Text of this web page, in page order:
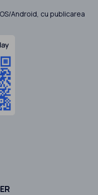
Android, cu publicarea